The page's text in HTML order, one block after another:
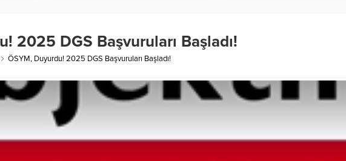
2025 DGS Başvuruları Başladı!
ÖSYM, Duyurdu! 2025 DGS Başvuruları Başladı!